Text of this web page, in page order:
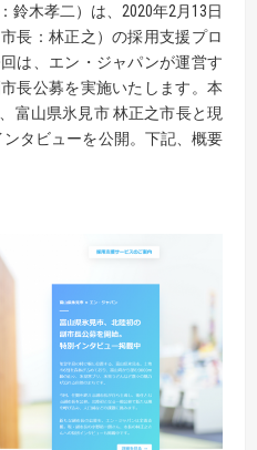
鈴木孝二）は、2020年2月13日
長：林正之）の採用支援プロ
は、エン・ジャパンが運営す
長公募を実施いたします。本
富山県氷見市 林正之市長と現
タビューを公開。下記、概要